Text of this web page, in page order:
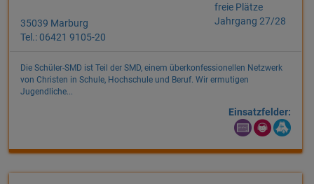
35039 Marburg
Tel.: 06421 9105-20
freie Plätze
Jahrgang 27/28
Die Schüler-SMD ist Teil der SMD, einem überkonfessionellen Netzwerk
von Christen in Schule, Hochschule und Beruf. Wir ermutigen
Jugendliche...
Einsatzfelder: